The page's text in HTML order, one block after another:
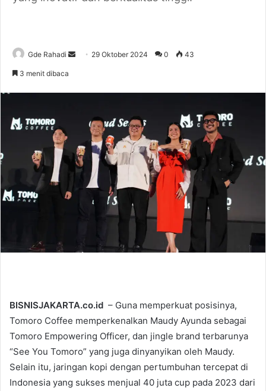
Gde Rahadi
m
a
29 Oktober 2024 0 43
3 menit dibaca
BISNISJAKARTA.co.id – Guna memperkuat posisinya,
Tomoro Coffee memperkenalkan Maudy Ayunda sebagai
Tomoro Empowering Officer, dan jingle brand terbarunya
“See You Tomoro” yang juga dinyanyikan oleh Maudy.
Selain itu, jaringan kopi dengan pertumbuhan tercepat di
Indonesia yang sukses menjual 40 juta cup pada 2023 dari